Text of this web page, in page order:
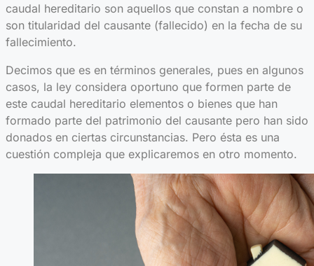
caudal hereditario son aquellos que constan a nombre o
son titularidad del causante (fallecido) en la fecha de su
fallecimiento.
Decimos que es en términos generales, pues en algunos
casos, la ley considera oportuno que formen parte de
este caudal hereditario elementos o bienes que han
formado parte del patrimonio del causante pero han sido
donados en ciertas circunstancias. Pero ésta es una
cuestión compleja que explicaremos en otro momento.